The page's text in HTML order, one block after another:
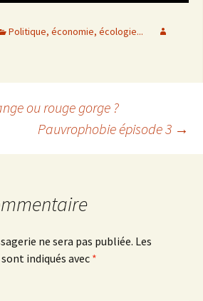
Politique, économie, écologie...
ou rouge gorge ?
Pauvrophobie épisode 3 →
ne sera pas publiée. Les
indiqués avec *